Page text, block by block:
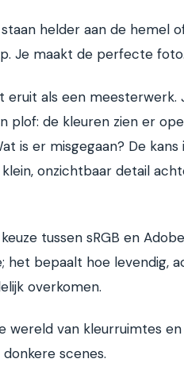
helder aan de hemel
Je maakt de perfecte foto.
eruit als een meesterwerk.
plof: de kleuren zien er
is er misgegaan? De
onzichtbaar detail
tussen sRGB en
het bepaalt hoe levendig,
overkomen.
wereld van kleurruimtes
scenes.